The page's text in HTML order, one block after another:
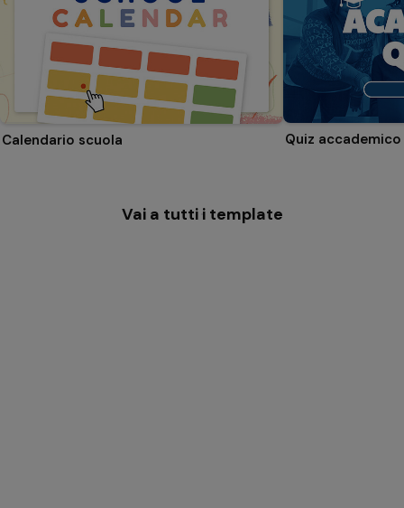
Calendario scuola Quiz accademico
Vai a tutti i template